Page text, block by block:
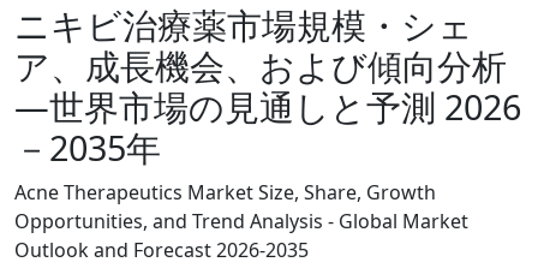
ニキビ治療薬市場規模・シェ
ア、成長機会、および傾向分析
―世界市場の見通しと予測 2026
－2035年
Acne Therapeutics Market Size, Share, Growth
Opportunities, and Trend Analysis - Global Market
Outlook and Forecast 2026-2035